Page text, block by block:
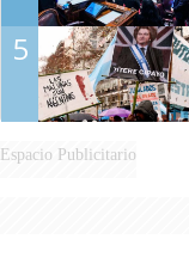
5
Espacio Publicitario